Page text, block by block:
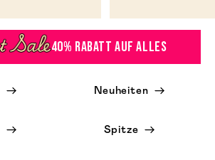
40% RABATT AUF ALLES
Neuheiten
Spitze